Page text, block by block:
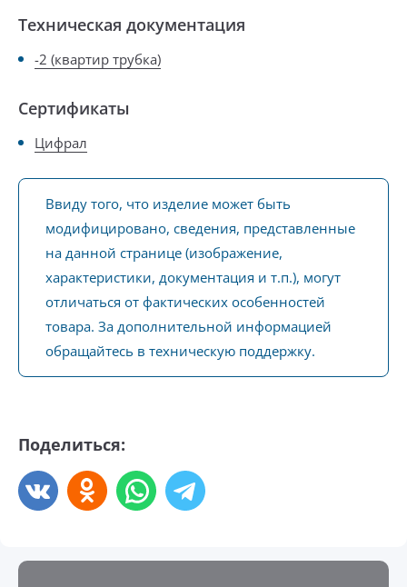
Техническая документация
-2 (квартир трубка)
Сертификаты
Цифрал
Ввиду того, что изделие может быть
модифицировано, сведения, представленные
на данной странице (изображение,
характеристики, документация и т.п.), могут
отличаться от фактических особенностей
товара. За дополнительной информацией
обращайтесь в техническую поддержку.
Поделиться: